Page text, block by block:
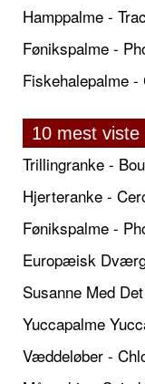
Hamppalme -
Fønikspalme -
Fiskehalepalme -
10 mest viste
Trillingranke -
Hjerteranke -
Fønikspalme -
Europæisk
Susanne Med
Yuccapalme
Væddeløber -